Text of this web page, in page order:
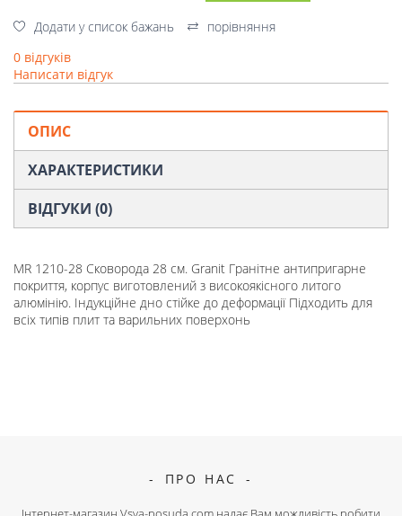
Додати у список бажань
порівняння
0 відгуків
Написати відгук
ОПИС
ХАРАКТЕРИСТИКИ
ВІДГУКИ (0)
MR 1210-28 Сковорода 28 см. Granit Гранітне антипригарне
покриття, корпус виготовлений з високоякісного литого
алюмінію. Індукційне дно стійке до деформації Підходить для
всіх типів плит та варильних поверхонь
ПРО НАС